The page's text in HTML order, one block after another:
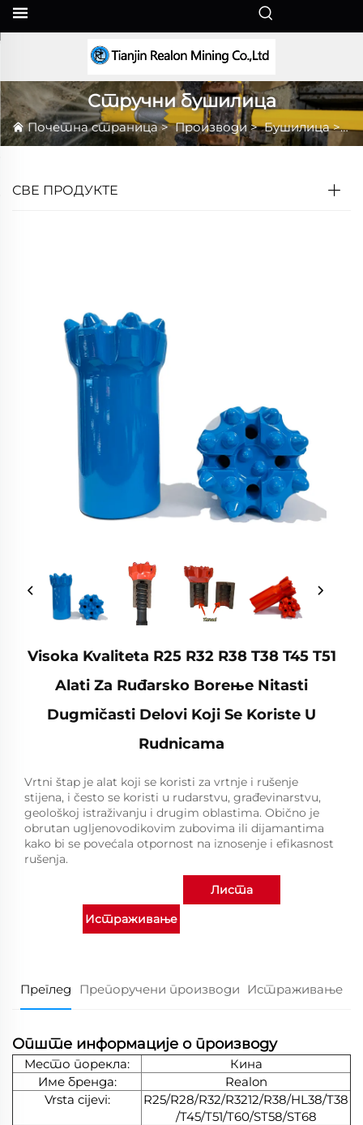
Стручни бушилица
Почетна страница>Производи>Бушилица>
СВЕ ПРОДУКТЕ
Visoka Kvaliteta R25 R32 R38 T38 T45 T51
Alati Za Ruđarsko Boreњe Nitasti
Dugmičasti Delovi Koji Se Koriste U
Rudnicama
Vrtni štap je alat koji se koristi za vrtnje i rušenje
stijena, i često se koristi u rudarstvu, građevinarstvu,
geološkoj istraživanju i drugim oblastima. Obično je
obrutan ugljenovodikovim zubovima ili dijamantima
kako bi se povećala otpornost na iznosenje i efikasnost
rušenja.
Истраживање
Листа
Преглед Препоручени производи Истраживање
Опште информације о производу
Место порекла:
Кина
Име бренда:
Realon
Vrsta cijevi:
R25/R28/R32/R3212/R38/HL38/T38
/T45/T51/T60/ST58/ST68